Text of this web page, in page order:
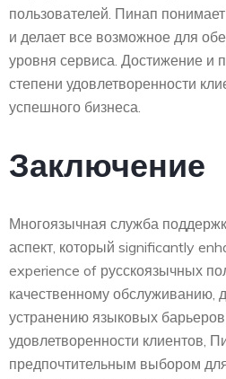
пользователей. Пинап
и делает все возможное для
уровня сервиса. Достижение и
степени удовлетворенности
успешного бизнеса.
Заключение
Многоязычная служба
аспект, который significantly
experience of русскоязычных
качественному обслуживанию,
устранению языковых
удовлетворенности клиентов,
предпочтительным выбором